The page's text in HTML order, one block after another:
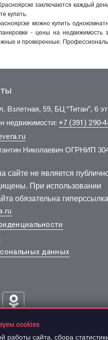
заключаются каждый
купить.
можно купить
- цены на недвижимость
и проверенные. Профессионалы
Взлетная, 59, БЦ “Титан”, 6
недвижимости: +7 (391) 290-
Николаевич ОГРНИП
сайте не является
При использовании
обязательна
данных
cookies
работы сайта, сбора